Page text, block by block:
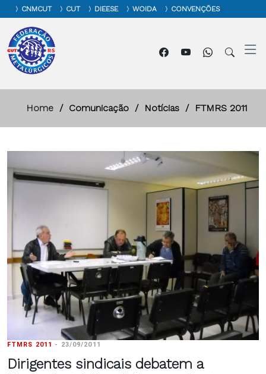
CNMCUT CUT DIEESE WOIDA CONVENÇÕES
Home Comunicação Notícias FTMRS 2011
FTMRS 2011 - 23/09/2011
Dirigentes sindicais debatem a